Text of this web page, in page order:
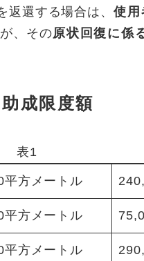
返還する場合は、使用
、その原状回復に係
成限度額
表1
平方メートル
平方メートル
平方メートル